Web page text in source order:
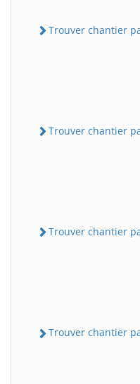
Trouver chantier
Trouver chantier
Trouver chantier
Trouver chantier